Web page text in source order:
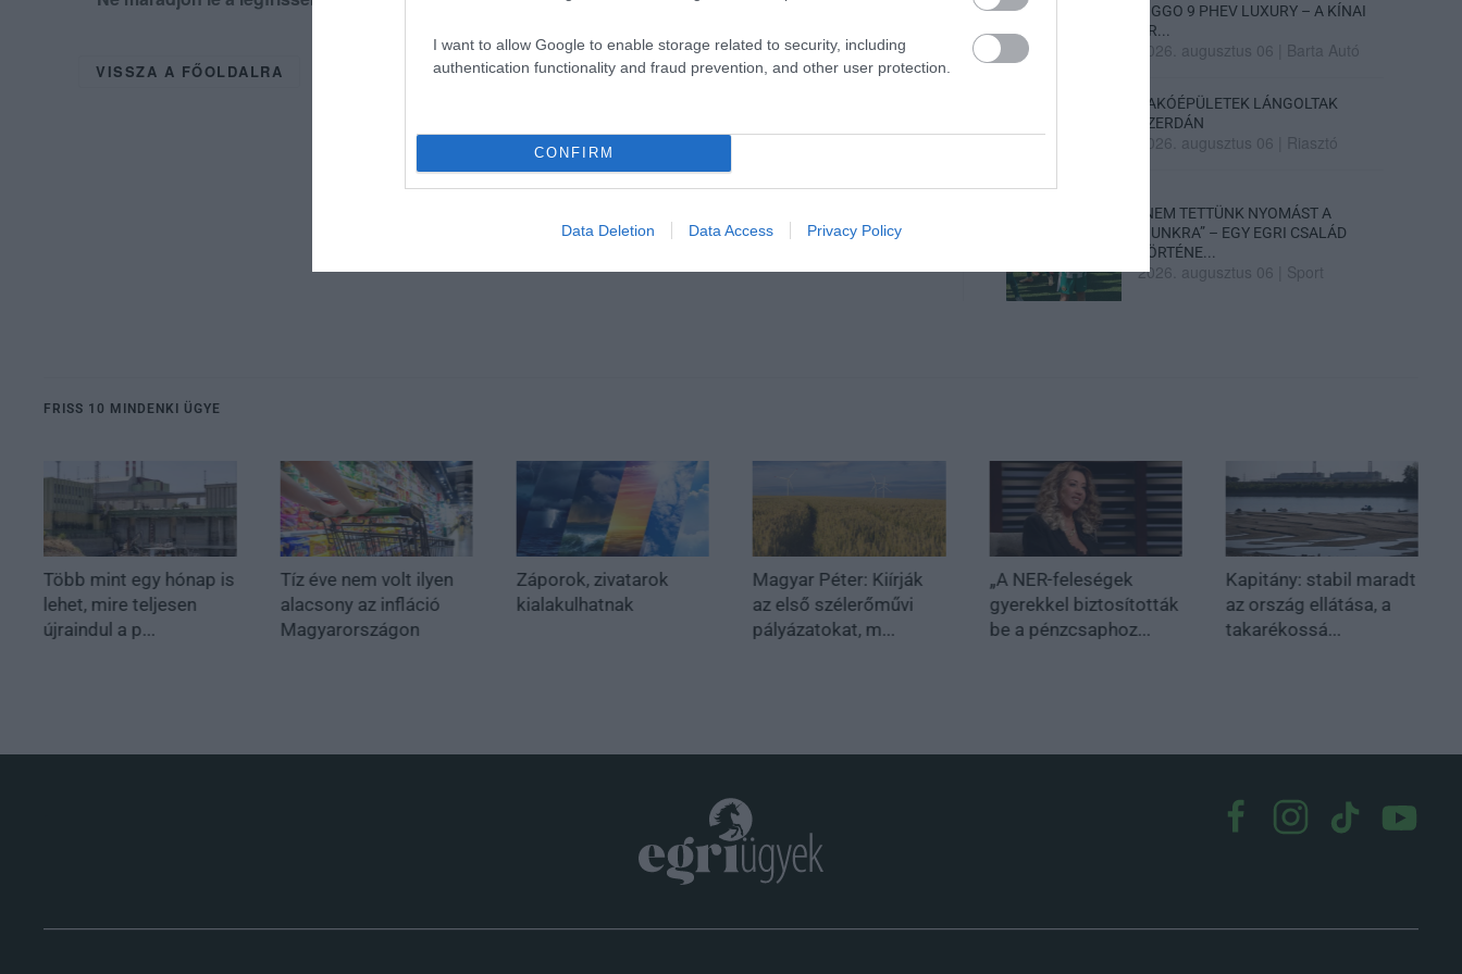
I want to allow Google to enable storage related to security, including
authentication functionality and fraud prevention, and other user protection.
CONFIRM
Data Deletion Data Access Privacy Policy
VISSZA A FŐOLDALRA
TIGGO 9 PHEV LUXURY – A KÍNAI
PR...
2026. augusztus 06 Barta Autó
LAKÓÉPÜLETEK LÁNGOLTAK
SZERDÁN
2026. augusztus 06 Riasztó
„NEM TETTÜNK NYOMÁST A
FIUNKRA” – EGY EGRI CSALÁD
TÖRTÉNE...
2026. augusztus 06 Sport
FRISS 10 MINDENKI ÜGYE
Több mint egy hónap is
lehet, mire teljesen
újraindul a p...
Tíz éve nem volt ilyen
alacsony az infláció
Magyarországon
Záporok, zivatarok
kialakulhatnak
Magyar Péter: Kiírják
az első szélerőművi
pályázatokat, m...
„A NER-feleségek
gyerekkel biztosították
be a pénzcsaphoz...
Kapitány: stabil maradt
az ország ellátása, a
takarékossá...